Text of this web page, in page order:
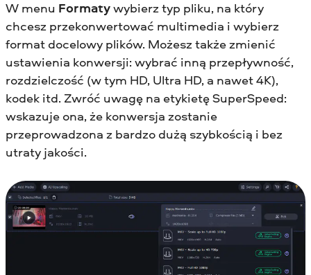
W menu Formatywybierz typ pliku, na który
chcesz przekonwertować multimedia i wybierz
format docelowy plików. Możesz także zmienić
ustawienia konwersji: wybrać inną przepływność,
rozdzielczość (w tym HD, Ultra HD, a nawet 4K),
kodek itd. Zwróć uwagę na etykietę SuperSpeed:
wskazuje ona, że konwersja zostanie
przeprowadzona z bardzo dużą szybkością i bez
utraty jakości.